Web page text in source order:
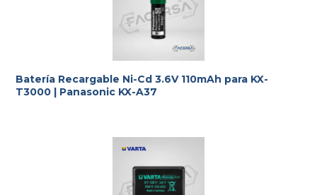
Batería Recargable Ni-Cd 3.6V 110mAh para KX-
T3000 | Panasonic KX-A37